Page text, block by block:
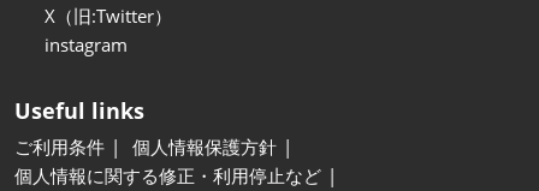
X（旧:Twitter）
instagram
Useful links
ご利用条件
個人情報保護方針
個人情報に関する修正・利用停止など